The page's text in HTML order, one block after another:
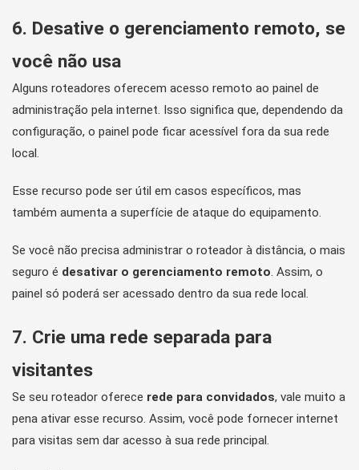
6. Desative o gerenciamento remoto, se
você não usa
Alguns roteadores oferecem acesso remoto ao painel de
administração pela internet. Isso significa que, dependendo da
configuração, o painel pode ficar acessível fora da sua rede
local.
Esse recurso pode ser útil em casos específicos, mas
também aumenta a superfície de ataque do equipamento.
Se você não precisa administrar o roteador à distância, o mais
seguro é desativar o gerenciamento remoto. Assim, o
painel só poderá ser acessado dentro da sua rede local.
7. Crie uma rede separada para
visitantes
Se seu roteador oferece rede para convidados, vale muito a
pena ativar esse recurso. Assim, você pode fornecer internet
para visitas sem dar acesso à sua rede principal.